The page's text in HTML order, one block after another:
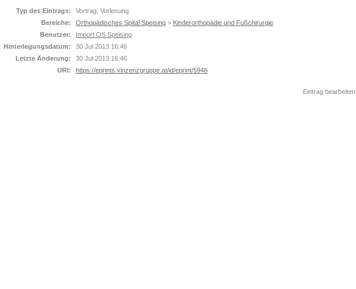
Typ des Eintrags:
Vortrag, Vorlesung
Bereiche:
Orthopädisches Spital Speising > Kinderorthopädie und Fußchirurgie
Benutzer:
Import OS Speising
Hinterlegungsdatum:
30 Jul 2013 16:46
Letzte Änderung:
30 Jul 2013 16:46
URI:
https://eprints.vinzenzgruppe.at/id/eprint/5946
Eintrag bearbeiten